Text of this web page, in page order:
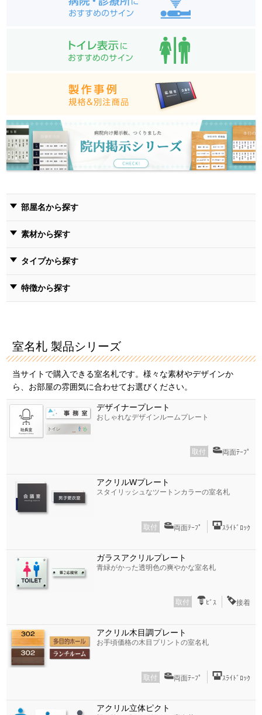
部屋名から探す
素材から探す
タイプから探す
特徴から探す
室名札 製品シリーズ
当サイトで購入できる室名札です。様々な素材やデザインか
ら、お部屋の雰囲気に合わせてお選びください。
デザイナープレート
おしゃれなデザインルームプレート
取付 両面ﾃｰﾌﾟ
アクリルWプレート
スタイリッシュなツートンカラーの室名札
取付 両面ﾃｰﾌﾟ ｽﾗｲﾄﾞﾛｯｸ
ガラスアクリルプレート
青緑がかった透明色の爽やかな室名札
取付 ﾋﾞｽ 接着
アクリル木目調プレート
お手頃価格の木目プリントの室名札
取付 両面ﾃｰﾌﾟ ｽﾗｲﾄﾞﾛｯｸ
アクリル立体ピクト